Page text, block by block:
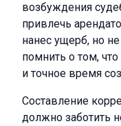
возбуждения
привлечь
нанес ущерб, но
помнить о том,
и точное время
Составление
должно заботить